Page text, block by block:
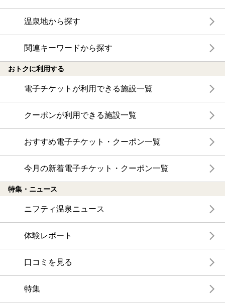
温泉地から探す
関連キーワードから探す
おトクに利用する
電子チケットが利用できる施設一覧
クーポンが利用できる施設一覧
おすすめ電子チケット・クーポン一覧
今月の新着電子チケット・クーポン一覧
特集・ニュース
ニフティ温泉ニュース
体験レポート
口コミを見る
特集